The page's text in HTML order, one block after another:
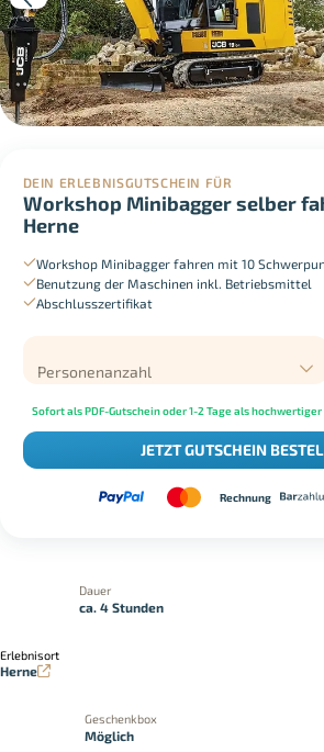
DEIN ERLEBNISGUTSCHEIN FÜR
Workshop Minibagger selber
Herne
Workshop Minibagger fahren mit 10
Benutzung der Maschinen inkl. Betriebsmittel
Abschlusszertifikat
Personenanzahl
Sofort als PDF-Gutschein oder 1-2 Tage als
JETZT GUTSCHEIN
Rechnung
Dauer
ca. 4 Stunden
Erlebnisort
Herne
Geschenkbox
Möglich